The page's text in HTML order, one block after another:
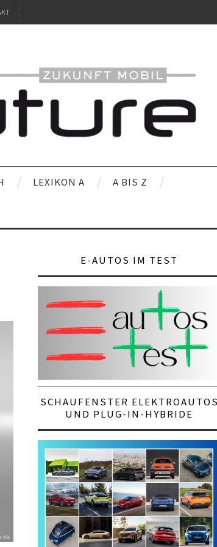
LEXIKON A A BIS Z
E-AUTOS IM TEST
SCHAUFENSTER ELEKTROAUTOS
UND PLUG-IN-HYBRIDE